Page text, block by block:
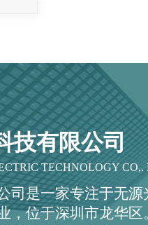
技有限公司
TECHNOLOGY CO,.
司是一家专注于无
，位于深圳市龙华区